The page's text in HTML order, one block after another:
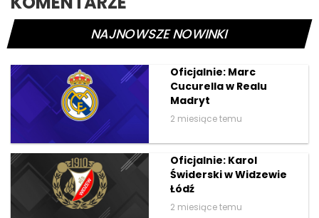
NAJNOWSZE NOWINKI
Oficjalnie: Marc
Cucurella w Realu
Madryt
2 miesiące temu
Oficjalnie: Karol
Świderski w Widzewie
Łódź
2 miesiące temu